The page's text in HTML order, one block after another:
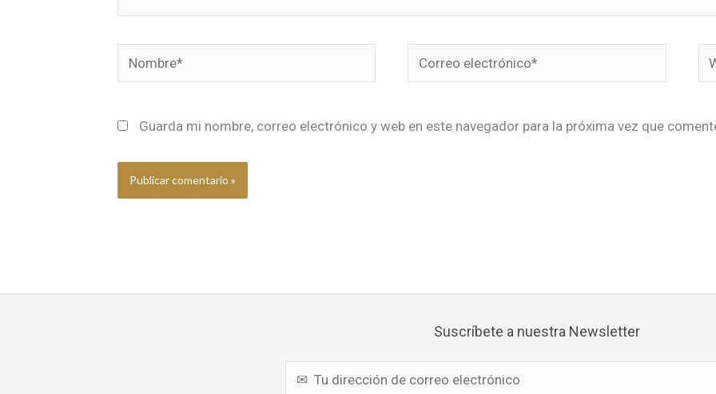
Nombre*
Correo
electrónico*
Guarda mi nombre, correo electrónico y web en este navegador para la próxima vez que
Suscríbete a nuestra Newsletter